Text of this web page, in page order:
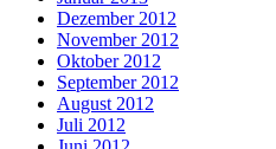
Dezember 2012
November 2012
Oktober 2012
September 2012
August 2012
Juli 2012